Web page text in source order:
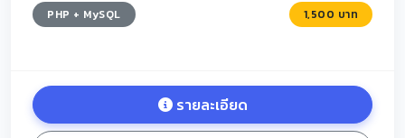
PHP + MySQL 1,500 บาท
รายละเอียด